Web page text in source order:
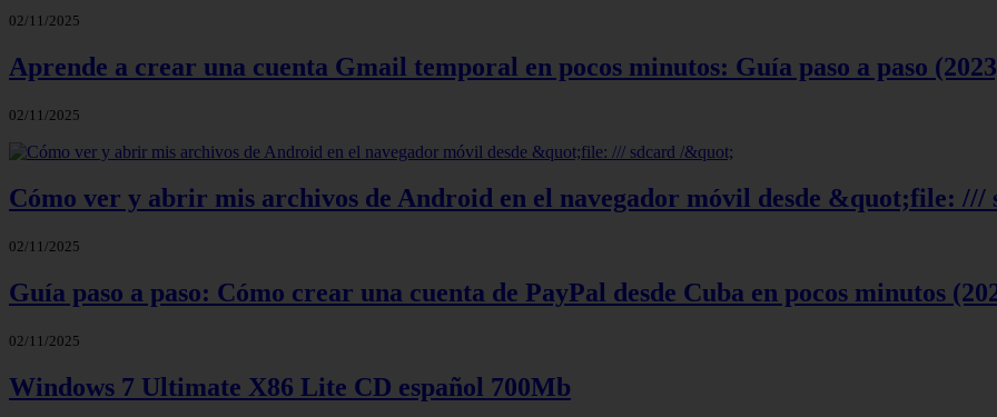
02/11/2025
Aprende a crear una cuenta Gmail temporal en pocos minutos: Guía paso a paso
02/11/2025
Cómo ver y abrir mis archivos de Android en el navegador móvil desde &quot;file:
02/11/2025
Guía paso a paso: Cómo crear una cuenta de PayPal desde Cuba en pocos minutos
02/11/2025
Windows 7 Ultimate X86 Lite CD español 700Mb